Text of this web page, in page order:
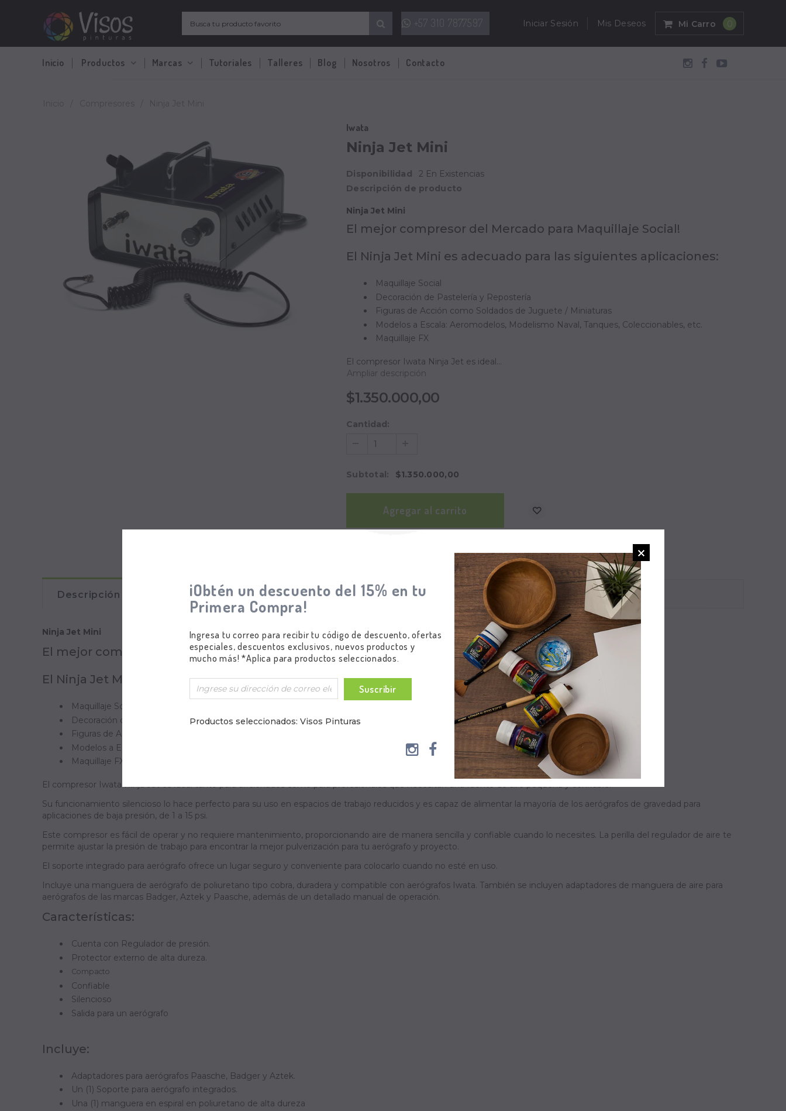
Mi Carro 0
Iniciar Sesión Mis Deseos
+57 310 7877597
Inicio Productos Marcas Tutoriales Talleres Blog Nosotros Contacto
Iwata
Ninja Jet Mini
Disponibilidad
2 En Existencias
Descripción de producto
Ninja Jet Mini
El mejor compresor del Mercado para Maquillaje Social!
El Ninja Jet Mini es adecuado para las siguientes aplicaciones:
Maquillaje Social
Decoración de Pastelería y Repostería
Figuras de Acción como Soldados de Juguete / Miniaturas
Modelos a Escala: Aeromodelos, Modelismo Naval, Tanques, Coleccionables, etc.
Maquillaje FX
El compresor Iwata Ninja Jet es ideal...
Ampliar descripción
$1.350.000,00
Cantidad:
Subtotal: $1.350.000,00
Descripción Comentarios
Ninja Jet Mini
El mejor compresor del Mercado para Maquillaje Social!
El Ninja Jet Mini es adecuado para las siguientes aplicaciones:
Maquillaje Social
Decoración de Pastelería y Repostería
Figuras de Acción como Soldados de Juguete / Miniaturas
Modelos a Escala: Aeromodelos, Modelismo Naval, Tanques, Coleccionables, etc.
Maquillaje FX
El compresor Iwata Ninja Jet es ideal tanto para aficionados como para profesionales que necesitan una fuente de aire pequeña y confiable.
Su funcionamiento silencioso lo hace perfecto para su uso en espacios de trabajo reducidos y es capaz de alimentar la mayoría de los aerógrafos de gravedad para
aplicaciones de baja presión, de 1 a 15 psi.
Este compresor es fácil de operar y no requiere mantenimiento, proporcionando aire de manera sencilla y confiable cuando lo necesites. La perilla del regulador de aire te
permite ajustar la presión de trabajo para encontrar la mejor pulverización para tu aerógrafo y proyecto.
El soporte integrado para aerógrafo ofrece un lugar seguro y conveniente para colocarlo cuando no esté en uso.
Incluye una manguera de aerógrafo de poliuretano tipo cobra, duradera y compatible con aerógrafos Iwata. También se incluyen adaptadores de manguera de aire para
aerógrafos de las marcas Badger, Aztek y Paasche, además de un detallado manual de operación.
Características:
Cuenta con Regulador de presión.
Protector externo de alta dureza.
Compacto
Confiable
Silencioso
Salida para un aerógrafo
Incluye:
Adaptadores para aerógrafos Paasche, Badger y Aztek.
Un (1) Soporte para aerógrafo integrados.
Una (1) manguera en espiral en poliuretano de alta dureza
¡Obtén un descuento del 15% en tu
Primera Compra!
Ingresa tu correo para recibir tu código de descuento, ofertas
especiales, descuentos exclusivos, nuevos productos y
mucho más! *Aplica para productos seleccionados.
Suscribir
Productos seleccionados: Visos Pinturas